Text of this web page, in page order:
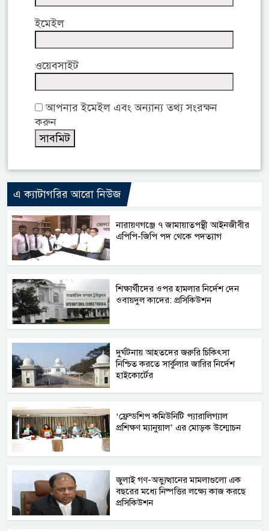
ইমেইল
ওয়েবসাইট
আপনার ইমেইল এবং অন্যান্য তথ্য সংরক্ষন
করুন
এ ক্যাটাগরির আরো নিউজ
নারায়ণগঞ্জে ৭ জামায়াতপন্থী আইনজীবীর
এপিপি-জিপি পদ থেকে পদত্যাগ
শিক্ষার্থীদের ওপর হামলার নির্দেশ দেন
ওবায়দুল কাদের: প্রসিকিউশন
দুর্ঘটনায় আহতদের জরুরি চিকিৎসা
নিশ্চিত করতে সার্কুলার জারির নির্দেশ
হাইকোর্টের
‘ফ্রেন্ডশিপ কমিউনিটি প্যারালিগ্যাল
প্রশিক্ষণ ম্যানুয়াল’ এর মোড়ক উন্মোচন
জুলাই গণ-অভ্যুত্থানের মামলাগুলো এক
বছরের মধ্যে নিষ্পত্তির লক্ষ্যে কাজ করছে
প্রসিকিউশন